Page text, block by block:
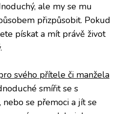
ale my se mu
přizpůsobit. Pokud
pískat a mít právě život
svého přítele či manžela
smířit se s
se přemoci a jít se